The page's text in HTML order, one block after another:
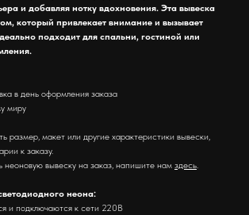
и добавляя нотку вдохновения. Эта вывеска
который привлекает внимание и вызывает
подходит для спальни, гостиной или
в день оформления заказа
миру
размер, макет или другие характеристики вывески,
к заказу.
неоновую вывеску на заказ, напишите нам здесь.
неона:
и подключаются к сети 220В